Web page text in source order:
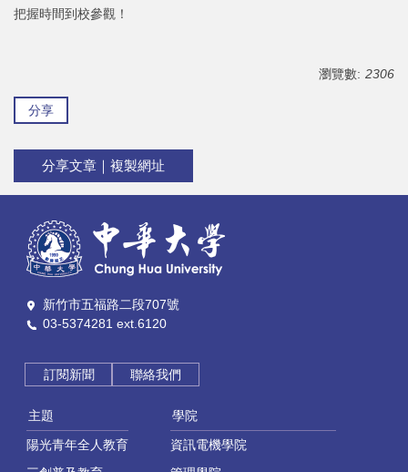
把握時間到校參觀！
瀏覽數: 2306
分享
分享文章｜複製網址
新竹市五福路二段707號
03-5374281 ext.6120
訂閱新聞 聯絡我們
主題
陽光青年全人教育
學院
資訊電機學院